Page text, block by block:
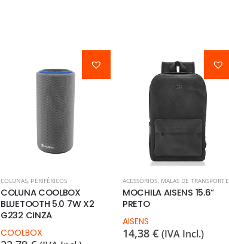
COLUNAS, PERIFÉRICOS
COLUNA COOLBOX
BLUETOOTH 5.0 7W X2
G232 CINZA
COOLBOX
ACESSÓRIOS, MALAS DE TRANSPORTE
MOCHILA AISENS 15.6”
PRETO
AISENS
14,38 € (IVA Incl.)